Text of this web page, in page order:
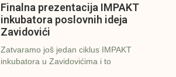
Finalna prezentacija IMPAKT
inkubatora poslovnih ideja
Zavidovići
Zatvaramo još jedan ciklus IMPAKT
inkubatora u Zavidovićima i to